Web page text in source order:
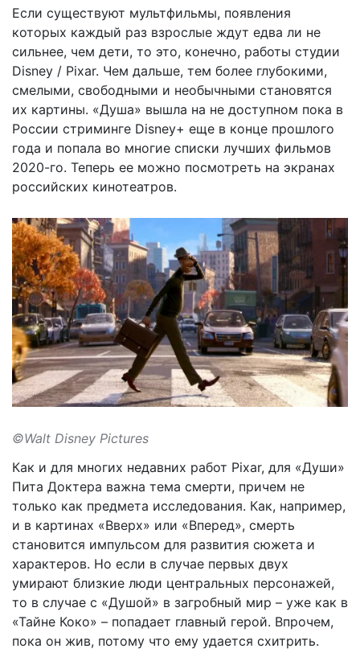
Если существуют мультфильмы, появления
которых каждый раз взрослые ждут едва ли не
сильнее, чем дети, то это, конечно, работы студии
Disney / Pixar. Чем дальше, тем более глубокими,
смелыми, свободными и необычными становятся
их картины. «Душа» вышла на не доступном пока в
России стриминге Disney+ еще в конце прошлого
года и попала во многие списки лучших фильмов
2020-го. Теперь ее можно посмотреть на экранах
российских кинотеатров.
©Walt Disney Pictures
Как и для многих недавних работ Pixar, для «Души»
Пита Доктера важна тема смерти, причем не
только как предмета исследования. Как, например,
и в картинах «Вверх» или «Вперед», смерть
становится импульсом для развития сюжета и
характеров. Но если в случае первых двух
умирают близкие люди центральных персонажей,
то в случае с «Душой» в загробный мир – уже как в
«Тайне Коко» – попадает главный герой. Впрочем,
пока он жив, потому что ему удается схитрить.